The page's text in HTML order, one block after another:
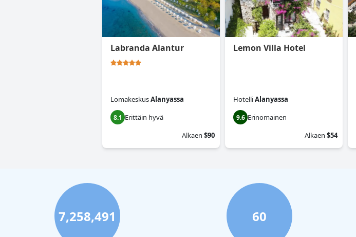
Labranda Alantur
LomakeskusAlanyassa
8.1 Erittäin hyvä
Alkaen $90
Lemon Villa Hotel
HotelliAlanyassa
9.6 Erinomainen
Alkaen $54
7,258,491 60